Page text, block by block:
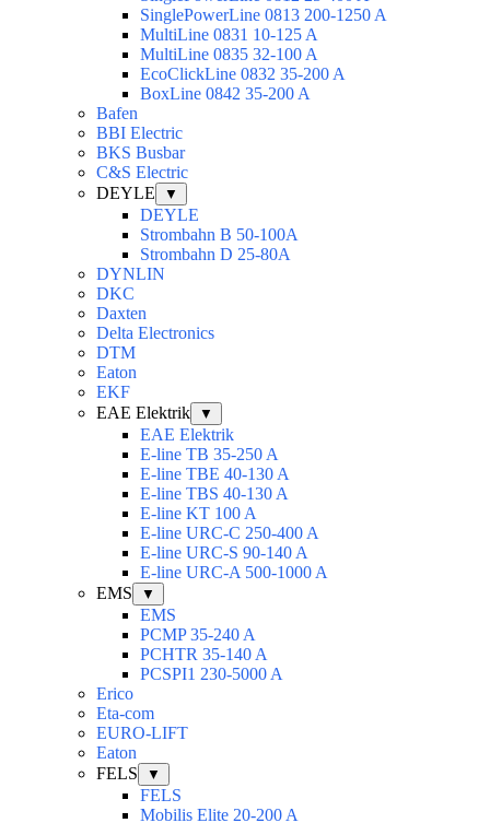
SinglePowerLine 0813 200-1250 A
MultiLine 0831 10-125 A
MultiLine 0835 32-100 A
EcoClickLine 0832 35-200 A
BoxLine 0842 35-200 A
Bafen
BBI Electric
BKS Busbar
C&S Electric
DEYLE
▼
DEYLE
Strombahn B 50-100A
Strombahn D 25-80A
DYNLIN
DKC
Daxten
Delta Electronics
DTM
Eaton
EKF
EAE Elektrik
▼
EAE Elektrik
E-line TB 35-250 A
E-line TBE 40-130 A
E-line TBS 40-130 A
E-line KT 100 A
E-line URC-C 250-400 A
E-line URC-S 90-140 A
E-line URC-A 500-1000 A
EMS
▼
EMS
PCMP 35-240 A
PCHTR 35-140 A
PCSPI1 230-5000 A
Erico
Eta-com
EURO-LIFT
Eaton
FELS
▼
FELS
Mobilis Elite 20-200 A